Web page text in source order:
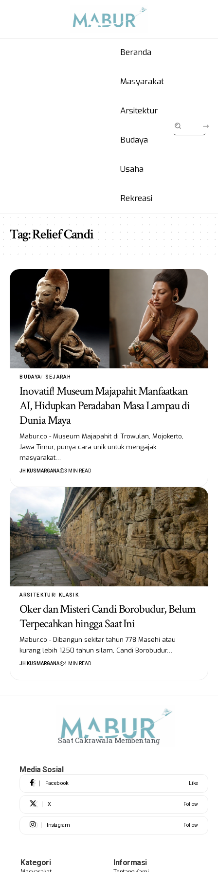
Beranda
Masyarakat
Arsitektur
Budaya
Usaha
Rekreasi
Tag:Relief Candi
BUDAYA SEJARAH
Inovatif! Museum Majapahit Manfaatkan
AI, Hidupkan Peradaban Masa Lampau di
Dunia Maya
Mabur.co - Museum Majapahit di Trowulan, Mojokerto,
Jawa Timur, punya cara unik untuk mengajak
masyarakat…
JH KUSMARGANA 3 MIN READ
ARSITEKTUR KLASIK
Oker dan Misteri Candi Borobudur, Belum
Terpecahkan hingga Saat Ini
Mabur.co - Dibangun sekitar tahun 778 Masehi atau
kurang lebih 1250 tahun silam, Candi Borobudur…
JH KUSMARGANA 4 MIN READ
Saat Cakrawala Membentang
Media Sosial
Facebook Like
X Follow
Instagram Follow
Kategori Informasi